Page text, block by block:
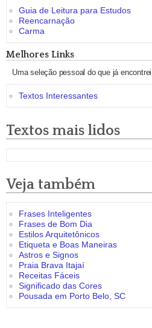
Guia de Leitura para Estudos
Reencarnação
Carma
Melhores Links
Uma seleção pessoal do que já
Textos Interessantes
Textos mais lidos
Veja também
Frases Inteligentes
Frases de Bom Dia
Estilos Arquitetônicos
Etiqueta e Boas Maneiras
Astros e Signos
Praia Brava Itajaí
Receitas Fáceis
Significado das Cores
Pousada em Porto Belo, SC